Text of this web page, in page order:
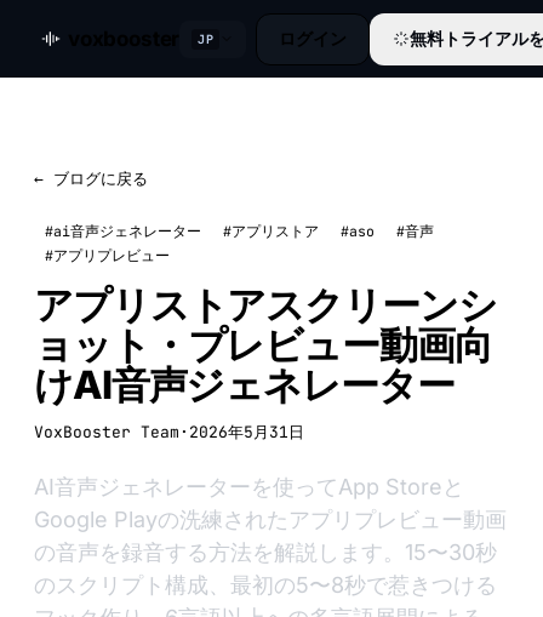
JP ログイン 無料トライアル
← ブログに戻る
#ai音声ジェネレーター #アプリストア #aso
#音声
#アプリプレビュー
アプリストアスクリーンシ
ョット・プレビュー動画向
けAI音声ジェネレーター
VoxBooster Team · 2026年5月31日
AI音声ジェネレーターを使ってApp Storeと
Google Playの洗練されたアプリプレビュー動画
の音声を録音する方法を解説します。15〜30秒
のスクリプト構成、最初の5〜8秒で惹きつける